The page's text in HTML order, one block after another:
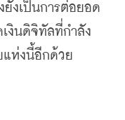
ยังเป็นการต่อยอด
งินดิจิทัลที่กำลัง
แห่งนี้อีกด้วย